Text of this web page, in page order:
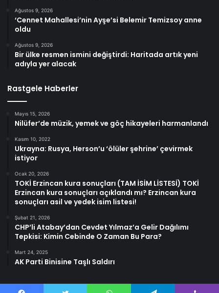
Ağustos 9, 2026
‘Cennet Mahallesi’nin Ayşe’si Belemir Temizsoy anne
oldu
Ağustos 9, 2026
Bir ülke resmen ismini değiştirdi: Haritada artık yeni
adıyla yer alacak
Rastgele Haberler
Mayıs 15, 2026
Nilüfer’de müzik, yemek ve göç hikayeleri harmanlandı
Kasım 10, 2022
Ukrayna: Rusya, Herson’u ‘ölüler şehrine’ çevirmek
istiyor
Ocak 20, 2026
TOKİ Erzincan kura sonuçları (TAM İSİM LİSTESİ) TOKİ
Erzincan kura sonuçları açıklandı mı? Erzincan kura
sonuçları asil ve yedek isim listesi!
Şubat 21, 2026
CHP’li Atabay’dan Cevdet Yılmaz’a Gelir Dağılımı
Tepkisi: Kimin Cebinde O Zaman Bu Para?
Mart 24, 2025
AK Parti Binisine Taşlı Saldırı